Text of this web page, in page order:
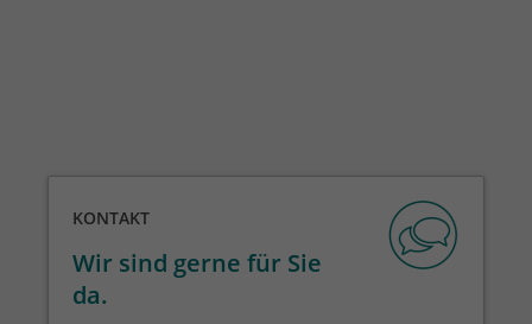
KONTAKT
Wir sind gerne für Sie
da.